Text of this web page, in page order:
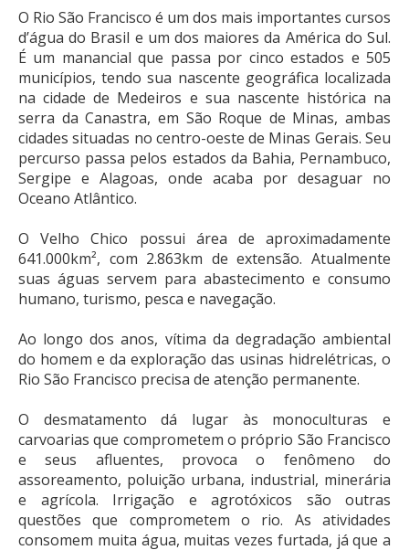
O Rio São Francisco é um dos mais importantes cursos
d’água do Brasil e um dos maiores da América do Sul.
É um manancial que passa por cinco estados e 505
municípios, tendo sua nascente geográfica localizada
na cidade de Medeiros e sua nascente histórica na
serra da Canastra, em São Roque de Minas, ambas
cidades situadas no centro-oeste de Minas Gerais. Seu
percurso passa pelos estados da Bahia, Pernambuco,
Sergipe e Alagoas, onde acaba por desaguar no
Oceano Atlântico.
O Velho Chico possui área de aproximadamente
641.000km², com 2.863km de extensão. Atualmente
suas águas servem para abastecimento e consumo
humano, turismo, pesca e navegação.
Ao longo dos anos, vítima da degradação ambiental
do homem e da exploração das usinas hidrelétricas, o
Rio São Francisco precisa de atenção permanente.
O desmatamento dá lugar às monoculturas e
carvoarias que comprometem o próprio São Francisco
e seus afluentes, provoca o fenômeno do
assoreamento, poluição urbana, industrial, minerária
e agrícola. Irrigação e agrotóxicos são outras
questões que comprometem o rio. As atividades
consomem muita água, muitas vezes furtada, já que a